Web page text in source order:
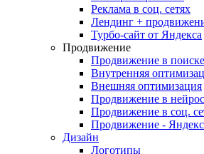
Реклама в соц. сетях
Лендинг +
Турбо-сайт от Яндекса
Продвижение
Продвижение в
Внутренняя
Внешняя оптимизация
Продвижение в
Продвижение в соц.
Продвижение -
Дизайн
Логотипы